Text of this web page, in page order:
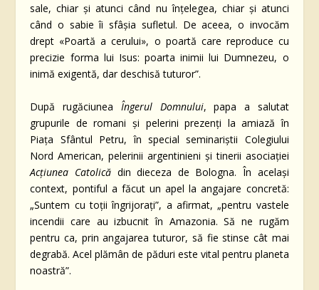
sale, chiar și atunci când nu înțelegea, chiar și atunci
când o sabie îi sfâșia sufletul. De aceea, o invocăm
drept «Poartă a cerului», o poartă care reproduce cu
precizie forma lui Isus: poarta inimii lui Dumnezeu, o
inimă exigentă, dar deschisă tuturor”.
După rugăciunea Îngerul Domnului, papa a salutat
grupurile de romani și pelerini prezenți la amiază în
Piața Sfântul Petru, în special seminariștii Colegiului
Nord American, pelerinii argentinieni și tinerii asociației
Acțiunea Catolică din dieceza de Bologna. În același
context, pontiful a făcut un apel la angajare concretă:
„Suntem cu toții îngrijorați”, a afirmat, „pentru vastele
incendii care au izbucnit în Amazonia. Să ne rugăm
pentru ca, prin angajarea tuturor, să fie stinse cât mai
degrabă. Acel plămân de păduri este vital pentru planeta
noastră”.